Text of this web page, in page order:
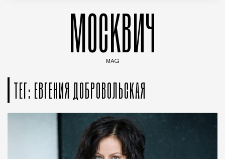
МОСКВИЧ
MAG
ТЕГ: ЕВГЕНИЯ ДОБРОВОЛЬСКАЯ